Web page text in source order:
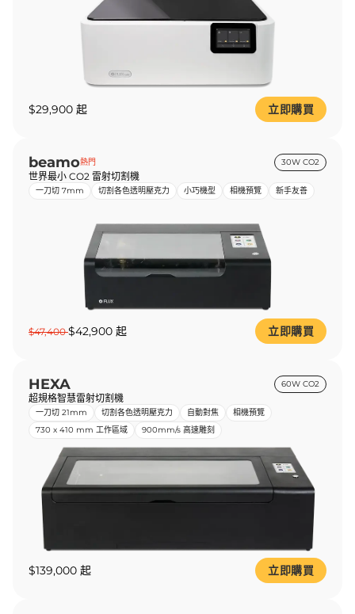
$29,900 起 立即購買
beamo熱門 30W CO2
世界最小 CO2 雷射切割機
一刀切 7mm 切割各色透明壓克力 小巧機型 相機預覽 新手友善
$47,400$42,900 起 立即購買
HEXA 60W CO2
超規格智慧雷射切割機
一刀切 21mm 切割各色透明壓克力 自動對焦
相機預覽
730 x 410 mm 工作區域
900mm/s 高速雕刻
$139,000 起 立即購買